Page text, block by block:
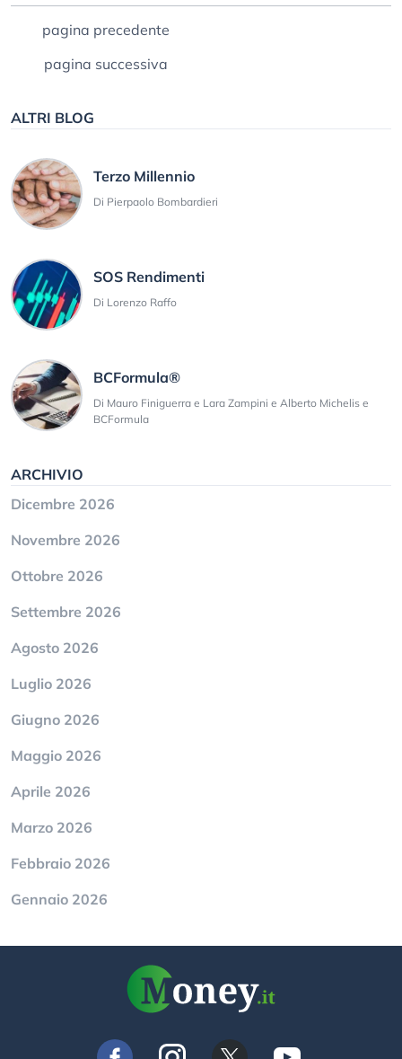
pagina precedente
pagina successiva
ALTRI BLOG
Terzo Millennio
Di Pierpaolo Bombardieri
SOS Rendimenti
Di Lorenzo Raffo
BCFormula®
Di Mauro Finiguerra e Lara Zampini e Alberto Michelis e
BCFormula
ARCHIVIO
Dicembre 2026
Novembre 2026
Ottobre 2026
Settembre 2026
Agosto 2026
Luglio 2026
Giugno 2026
Maggio 2026
Aprile 2026
Marzo 2026
Febbraio 2026
Gennaio 2026